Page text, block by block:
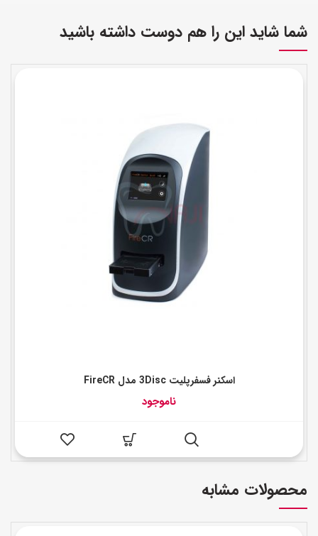
شما شاید این را هم دوست داشته باشید
اسکنر فسفرپلیت 3Disc مدل FireCR
ناموجود
محصولات مشابه